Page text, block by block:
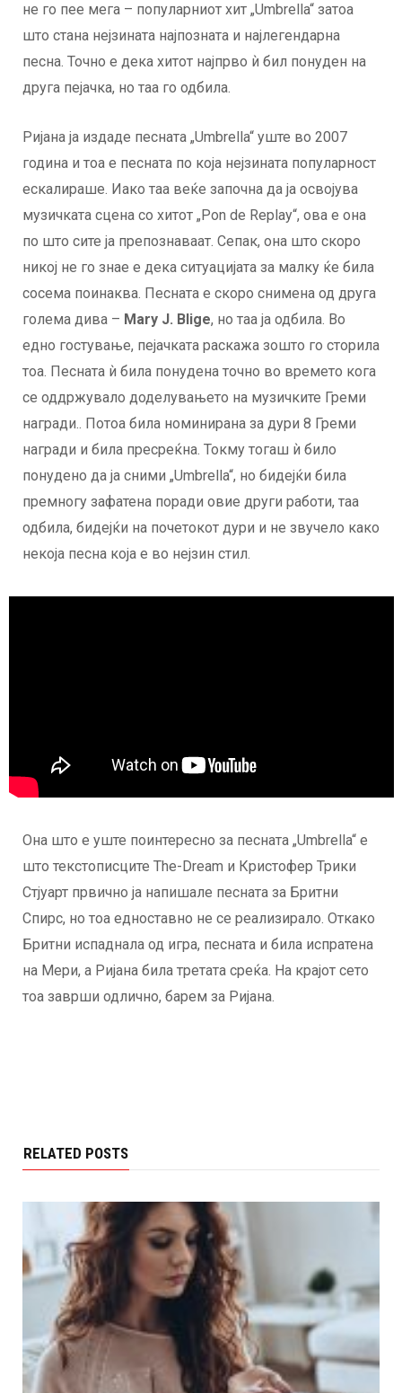
не го пее мега – популарниот хит „Umbrella“ затоа
што стана нејзината најпозната и најлегендарна
песна. Точно е дека хитот најпрво ѝ бил понуден на
друга пејачка, но таа го одбила.
Ријана ја издаде песната „Umbrella“ уште во 2007
година и тоа е песната по која нејзината популарност
ескалираше. Иако таа веќе започна да ја освојува
музичката сцена со хитот „Pon de Replay“, ова е она
по што сите ја препознаваат. Сепак, она што скоро
никој не го знае е дека ситуацијата за малку ќе била
сосема поинаква. Песната е скоро снимена од друга
голема дива – Mary J. Blige, но таа ја одбила. Во
едно гостување, пејачката раскажа зошто го сторила
тоа. Песната ѝ била понудена точно во времето кога
се оддржувало доделувањето на музичките Греми
награди.. Потоа била номинирана за дури 8 Греми
награди и била пресреќна. Токму тогаш ѝ било
понудено да ја сними „Umbrella“, но бидејќи била
премногу зафатена поради овие други работи, таа
одбила, бидејќи на почетокот дури и не звучело како
некоја песна која е во нејзин стил.
Она што е уште поинтересно за песната „Umbrella“ е
што текстописците The-Dream и Кристофер Трики
Стјуарт првично ја напишале песната за Бритни
Спирс, но тоа едноставно не се реализирало. Откако
Бритни испаднала од игра, песната и била испратена
на Мери, а Ријана била третата среќа. На крајот сето
тоа заврши одлично, барем за Ријана.
RELATED POSTS